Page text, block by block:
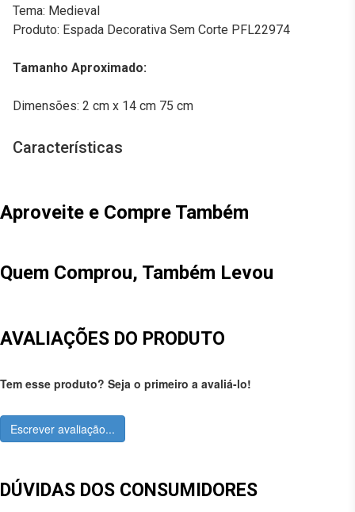
Tema: Medieval
Produto: Espada Decorativa Sem Corte PFL22974
Tamanho Aproximado:
Dimensões: 2 cm x 14 cm 75 cm
Características
Aproveite e Compre Também
Quem Comprou, Também Levou
AVALIAÇÕES DO PRODUTO
Tem esse produto? Seja o primeiro a avaliá-lo!
Escrever avaliação...
DÚVIDAS DOS CONSUMIDORES